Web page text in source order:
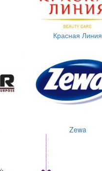
Красная Линия
Zewa